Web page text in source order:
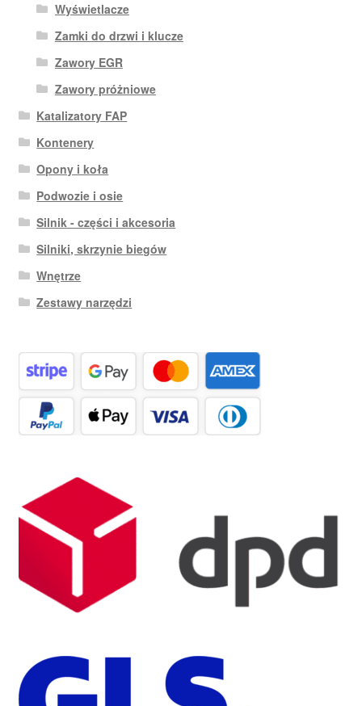
Wyświetlacze
Zamki do drzwi i klucze
Zawory EGR
Zawory próżniowe
Katalizatory FAP
Kontenery
Opony i koła
Podwozie i osie
Silnik - części i akcesoria
Silniki, skrzynie biegów
Wnętrze
Zestawy narzędzi